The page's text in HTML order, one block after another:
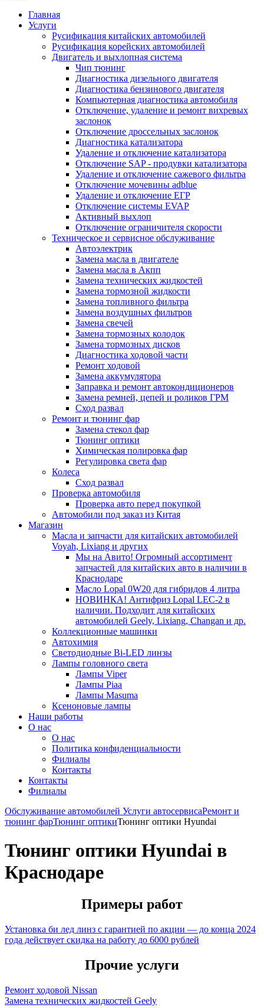
Главная
Услуги
Русификация китайских автомобилей
Русификация корейских автомобилей
Двигатель и выхлопная система
Чип тюнинг
Диагностика дизельного двигателя
Диагностика бензинового двигателя
Компьютерная диагностика автомобиля
Отключение, удаление и ремонт вихревых
заслонок
Отключение дроссельных заслонок
Диагностика катализатора
Удаление и отключение катализатора
Отключение SAP - продувки катализатора
Удаление и отключение сажевого фильтра
Отключение мочевины adblue
Удаление и отключение ЕГР
Отключение системы EVAP
Активный выхлоп
Отключение ограничителя скорости
Техническое и сервисное обслуживание
Автоэлектрик
Замена масла в двигателе
Замена масла в Акпп
Замена технических жидкостей
Замена тормозной жидкости
Замена топливного фильтра
Замена воздушных фильтров
Замена свечей
Замена тормозных колодок
Замена тормозных дисков
Диагностика ходовой части
Ремонт ходовой
Замена аккумулятора
Заправка и ремонт автокондиционеров
Замена ремней, цепей и роликов ГРМ
Сход развал
Ремонт и тюнинг фар
Замена стекол фар
Тюнинг оптики
Химическая полировка фар
Регулировка света фар
Колеса
Сход развал
Проверка автомобиля
Проверка авто перед покупкой
Автомобили под заказ из Китая
Магазин
Масла и запчасти для китайских автомобилей
Voyah, Lixiang и других
Мы на Авито! Огромный ассортимент
запчастей для китайских авто в наличии в
Краснодаре
Масло Lopal 0W20 для гибридов 4 литра
НОВИНКА! Антифриз Lopal LEC-2 в
наличии. Подходит для китайских
автомобилей Geely, Lixiang, Changan и др.
Коллекционные машинки
Автохимия
Светодиодные Bi-LED линзы
Лампы головного света
Лампы Viper
Лампы Piaa
Лампы Masuma
Ксеноновые лампы
Наши работы
О нас
О нас
Политика конфиденциальности
Филиалы
Контакты
Контакты
Филиалы
Обслуживание автомобилей Услуги автосервисаРемонт и
тюнинг фарТюнинг оптикиТюнинг оптики Hyundai
Тюнинг оптики Hyundai в
Краснодаре
Примеры работ
Установка би лед линз с гарантией по акции — до конца 2024
года действует скидка на работу до 6000 рублей
Прочие услуги
Ремонт ходовой Nissan
Замена технических жидкостей Geely